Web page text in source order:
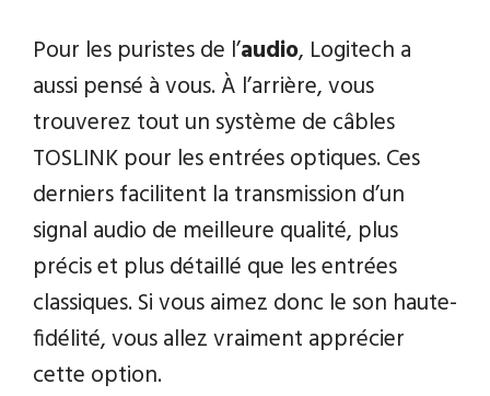
Pour les puristes de l’audio, Logitech a
aussi pensé à vous. À l’arrière, vous
trouverez tout un système de câbles
TOSLINK pour les entrées optiques. Ces
derniers facilitent la transmission d’un
signal audio de meilleure qualité, plus
précis et plus détaillé que les entrées
classiques. Si vous aimez donc le son haute-
fidélité, vous allez vraiment apprécier
cette option.